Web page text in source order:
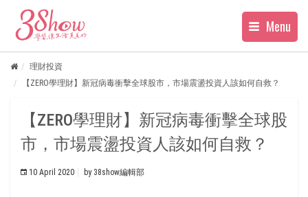
Menu
理財投資
【ZERO學理財】新冠病毒衝擊全球股市，市場震盪投資人該如何自救？
【ZERO學理財】新冠病毒衝擊全球股
市，市場震盪投資人該如何自救？
10 April 2020 by 38show編輯部